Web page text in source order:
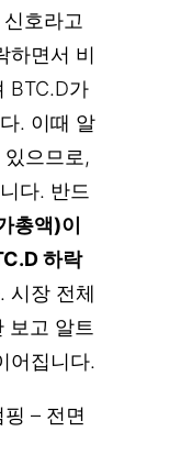
호라고
하면서 비
BTC.D가
. 이때 알
있으므로,
다. 반드
총액)이
하락
시장 전체
보고 알트
어집니다.
– 전면